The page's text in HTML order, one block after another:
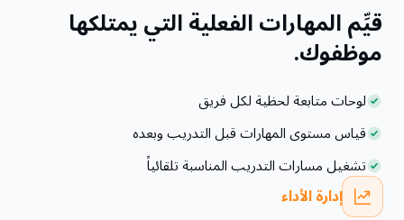
قيِّم المهارات الفعلية التي يمتلكها
موظفوك.
لوحات متابعة لحظية لكل فريق
قياس مستوى المهارات قبل التدريب وبعده
تشغيل مسارات التدريب المناسبة تلقائياً
إدارة الأداء